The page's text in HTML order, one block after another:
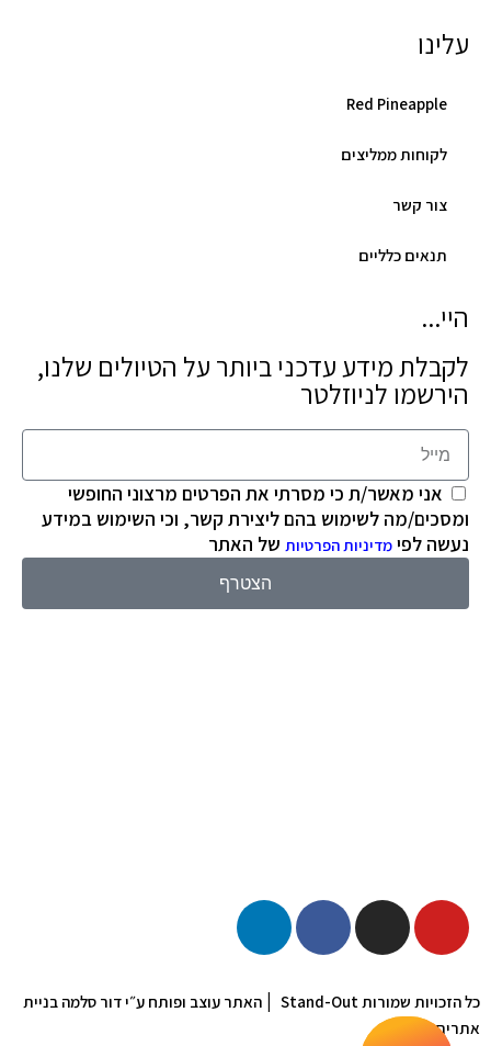
עלינו
Red Pineapple
לקוחות ממליצים
צור קשר
תנאים כלליים
היי...
לקבלת מידע עדכני ביותר על הטיולים שלנו,
הירשמו לניוזלטר
אני מאשר/ת כי מסרתי את הפרטים מרצוני החופשי
ומסכים/מה לשימוש בהם ליצירת קשר, וכי השימוש במידע
נעשה לפי מדיניות הפרטיות של האתר
הצטרף
כל הזכויות שמורות Stand-Out | האתר עוצב ופותח ע״י דור סלמה בניית
אתרים